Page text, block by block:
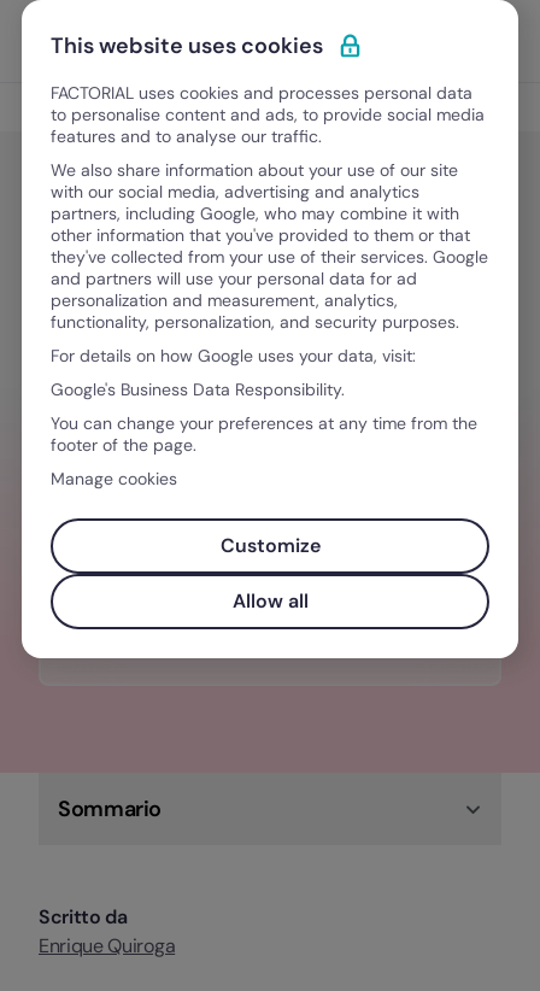
Vai al contenuto
Scopri Factorial
Gestione IT
Gestione IT
Le 7 migliori alternative a Hexnode
nel 2026
16 Giugno, 2026·12 minuti di lettura
HR DA UNA PARTE, IT DALL’ALTRA?
Gestisci dispositivi, licenze e sicurezza
da un unico posto. Sincronizzato con le
assunzioni e le uscite del tuo team.
Sommario
Scritto da
Enrique Quiroga
This website uses cookies
FACTORIAL uses cookies and processes personal data
to personalise content and ads, to provide social media
features and to analyse our traffic.
We also share information about your use of our site
with our social media, advertising and analytics
partners, including Google, who may combine it with
other information that you've provided to them or that
they've collected from your use of their services. Google
and partners will use your personal data for ad
personalization and measurement, analytics,
functionality, personalization, and security purposes.
For details on how Google uses your data, visit:
Google's Business Data Responsibility.
You can change your preferences at any time from the
footer of the page.
Manage cookies
Customize
Allow all